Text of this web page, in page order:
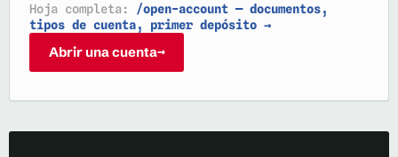
Hoja completa:
/open-account — documentos,
tipos de cuenta, primer depósito →
Abrir una cuenta→